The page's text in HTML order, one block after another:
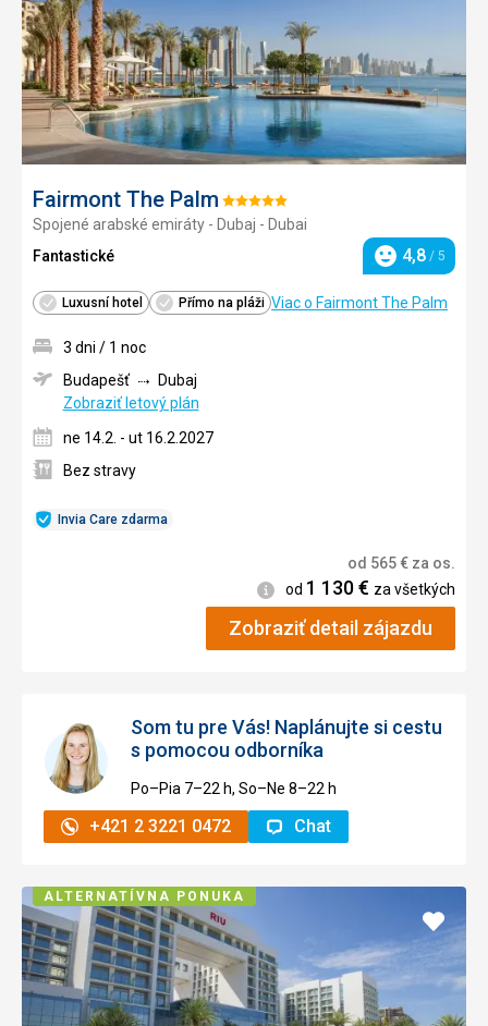
Fairmont The Palm Hodnotenie:
5/5
Spojené arabské emiráty - Dubaj - Dubai
Fantastické
Hodnotenie
4,8 / 5
Luxusní hotel Přímo na pláži Viac o Fairmont The Palm
Invia Care zdarma
3 dni / 1 noc
Budapešť
Dubaj
Zobraziť letový plán
ne 14.2. - ut 16.2.2027
Bez stravy
od 565€ za os.
Informácie
od 1 130€ za všetkých
Zobraziť detail zájazdu
Som tu pre Vás! Naplánujte si cestu
s pomocou odborníka
Po–Pia 7–⁠⁠⁠⁠⁠⁠22 h, So–Ne 8–⁠⁠⁠⁠⁠⁠22 h
+421 2 3221 0472 Chat
Pridať
do
ALTERNATÍVNA PONUKA